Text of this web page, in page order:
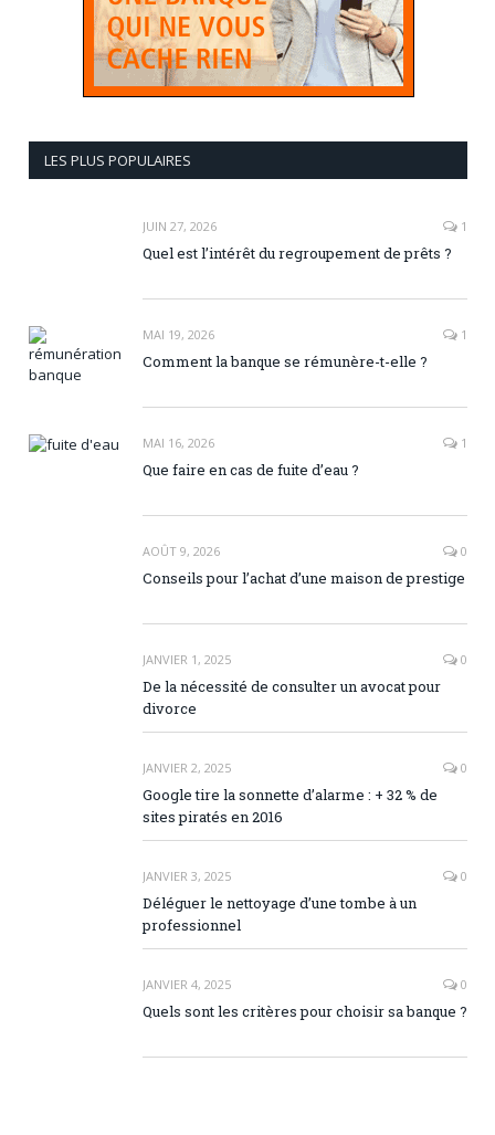
LES PLUS POPULAIRES
JUIN 27, 2026 1
Quel est l’intérêt du regroupement de prêts ?
MAI 19, 2026 1
Comment la banque se rémunère-t-elle ?
MAI 16, 2026 1
Que faire en cas de fuite d’eau ?
AOÛT 9, 2026 0
Conseils pour l’achat d’une maison de prestige
JANVIER 1, 2025 0
De la nécessité de consulter un avocat pour
divorce
JANVIER 2, 2025 0
Google tire la sonnette d’alarme : + 32 % de
sites piratés en 2016
JANVIER 3, 2025 0
Déléguer le nettoyage d’une tombe à un
professionnel
JANVIER 4, 2025 0
Quels sont les critères pour choisir sa banque ?